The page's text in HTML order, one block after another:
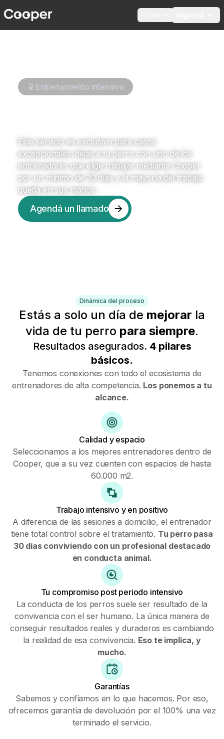
Entrenamiento intensivo
Este servicio es exclusivo para casos
excepcionales: dejas a tu perro con uno de los
entrenadores que elige trabajar mediante Cooper
por un mínimo de 30 días y la mayoría del trabajo
queda en sus manos.
Agendá un llamado
Dinámica del proceso
Estás a solo un día de mejorar la
vida de tu perro para siempre.
Resultados asegurados. 4 pilares
básicos.
Tenemos conexiones con todo el ecosistema de
entrenadores de alta competencia. Los ponemos a tu
alcance.
Calidad y espacio
Seleccionamos a los mejores entrenadores dentro de
Cooper, que a su vez cuenten con espacios de hasta
60.000 m2.
Trabajo intensivo y en positivo
A diferencia de las sesiones a domicilio, el entrenador
tiene total control sobre el tratamiento. Tu perro pasa
30 días conviviendo con un profesional destacado
en conducta animal.
Tu compromiso post periodo intensivo
La conducta de los perros suele ser resultado de la
convivencia con el ser humano. La única manera de
conseguir resultados reales y duraderos es cambiando
la realidad de esa convivencia. Eso te implica, y
mucho.
Garantías
Sabemos y confíamos en lo que hacemos. Por eso,
ofrecemos garantía de devolución por el 100% una vez
terminado el servicio.